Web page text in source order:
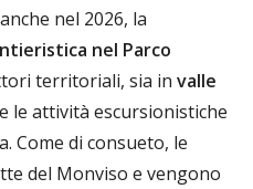
nel 2026, la
nel Parco
territoriali, sia in valle
le attività escursionistiche
Come di consueto, le
del Monviso e vengono